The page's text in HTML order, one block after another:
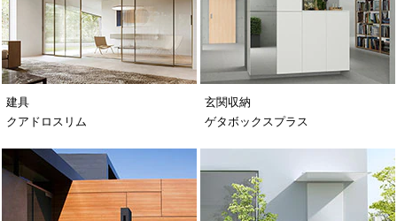
建具
クアドロスリム
玄関収納
ゲタボックスプラス